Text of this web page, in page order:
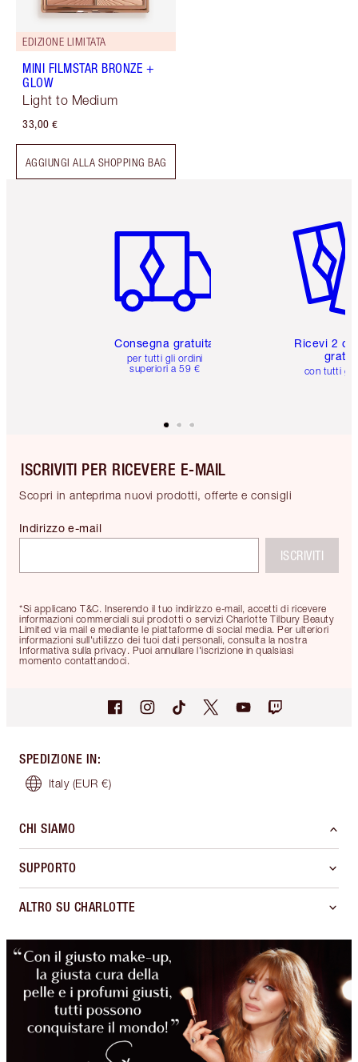
EDIZIONE LIMITATA
MINI FILMSTAR BRONZE +
GLOW
Light to Medium
33,00 €
AGGIUNGI ALLA SHOPPING BAG
Consegna gratuita
per tutti gli ordini
superiori a 59 €
Ricevi 2
con tutti gli
ISCRIVITI PER RICEVERE E-MAIL
Scopri in anteprima nuovi prodotti, offerte e consigli
*Si applicano T&C. Inserendo il tuo indirizzo e-mail, accetti di ricevere
informazioni commerciali sui prodotti o servizi Charlotte Tilbury Beauty
Limited via mail e mediante le piattaforme di social media. Per ulteriori
informazioni sull'utilizzo dei tuoi dati personali, consulta la nostra
Informativa sulla privacy. Puoi annullare l'iscrizione in qualsiasi
momento contattandoci.
Indirizzo e-mail
ISCRIVITI
SPEDIZIONE IN:
Italy (EUR €)
CHI SIAMO
SUPPORTO
ALTRO SU CHARLOTTE